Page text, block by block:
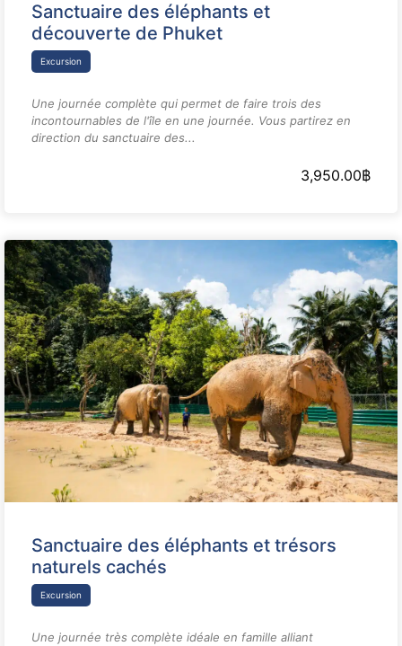
Sanctuaire des éléphants et
découverte de Phuket
Excursion
Une journée complète qui permet de faire trois des
incontournables de l'île en une journée. Vous partirez en
direction du sanctuaire des...
3,950.00฿
Sanctuaire des éléphants et trésors
naturels cachés
Excursion
Une journée très complète idéale en famille alliant